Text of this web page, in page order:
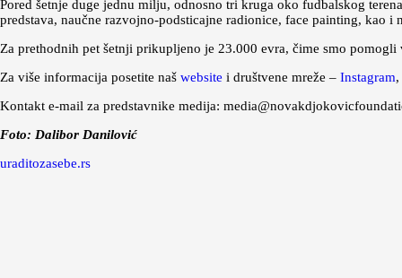
Pored šetnje duge jednu milju, odnosno tri kruga oko fudbalskog
predstava, naučne razvojno-podsticajne radionice, face painting, kao
Za prethodnih pet šetnji prikupljeno je 23.000 evra, čime smo pomogli
Za više informacija posetite naš website i društvene mreže – Instagram,
Kontakt e-mail za predstavnike medija:
Foto: Dalibor Danilović
uraditozasebe.rs